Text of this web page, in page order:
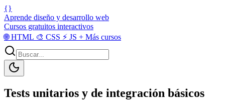
{}
Aprende diseño y desarrollo web
Cursos gratuitos interactivos
🌐HTML 🎨 CSS ⚡ JS + Más cursos
Tests unitarios y de integración básicos